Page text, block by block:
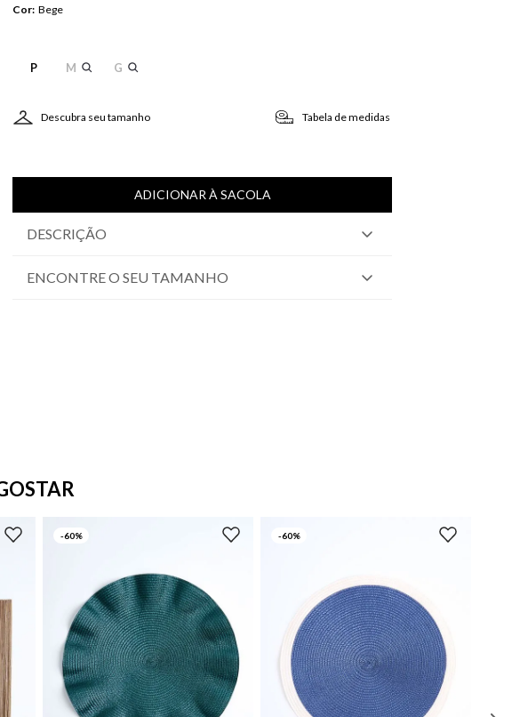
Cor: Bege
P M G
Descubra seu tamanho Tabela de medidas
ADICIONAR À SACOLA
DESCRIÇÃO
ENCONTRE O SEU TAMANHO
-60% -60%